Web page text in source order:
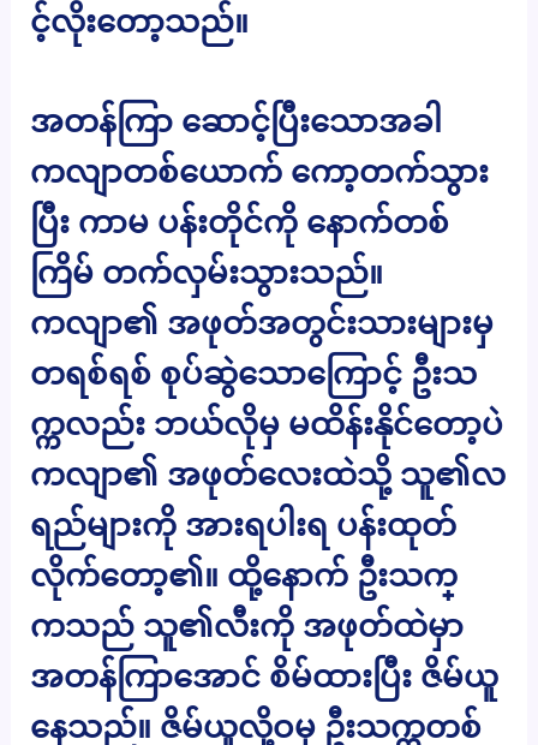
င့်လိုးတော့သည်။
အတန်ကြာ ဆောင့်ပြီးသောအခါ
ကလျာတစ်ယောက် ကော့တက်သွား
ပြီး ကာမ ပန်းတိုင်ကို နောက်တစ်
ကြိမ် တက်လှမ်းသွားသည်။
ကလျာ၏ အဖုတ်အတွင်းသားများမှ
တရစ်ရစ် စုပ်ဆွဲသောကြောင့် ဦးသ
က္ကလည်း ဘယ်လိုမှ မထိန်းနိုင်တော့ပဲ
ကလျာ၏ အဖုတ်လေးထဲသို့ သူ၏လ
ရည်များကို အားရပါးရ ပန်းထုတ်
လိုက်တော့၏။ ထို့နောက် ဦးသက္
ကသည် သူ၏လီးကို အဖုတ်ထဲမှာ
အတန်ကြာအောင် စိမ်ထားပြီး ဇိမ်ယူ
နေသည်။ ဇိမ်ယူလို့ဝမှ ဦးသက္ကတစ်